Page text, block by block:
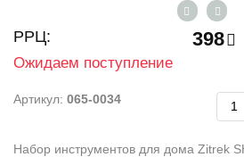
РРЦ: 398
Ожидаем поступление
Артикул: 065-0034
Набор инструментов для дома Zitrek